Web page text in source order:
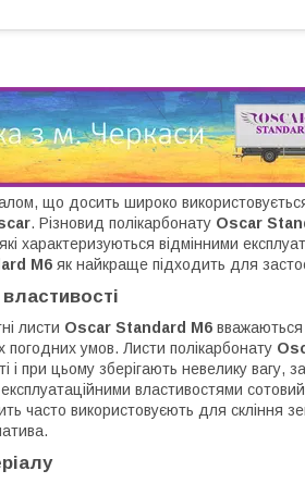
що досить широко
. Різновид полікарбонату Oscar
характеризуються відмінними
M6 як найкраще підходить для
листи Oscar Standard M6
погодних умов. Листи полікарбонату
і при цьому зберігають невелику
властивостями
часто використовуєють для скління